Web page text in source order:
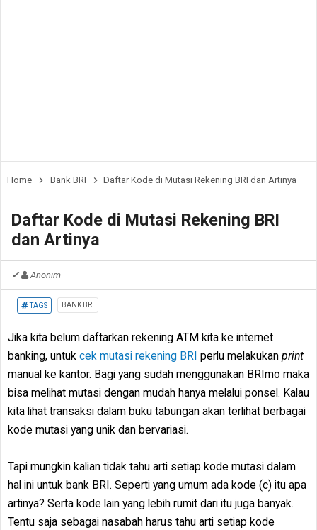
Home Bank BRI Daftar Kode di Mutasi Rekening BRI dan Artinya
Daftar Kode di Mutasi Rekening BRI
dan Artinya
✔ Anonim
TAGS BANK BRI
Jika kita belum daftarkan rekening ATM kita ke internet
banking, untuk cek mutasi rekening BRI perlu melakukan print
manual ke kantor. Bagi yang sudah menggunakan BRImo maka
bisa melihat mutasi dengan mudah hanya melalui ponsel. Kalau
kita lihat transaksi dalam buku tabungan akan terlihat berbagai
kode mutasi yang unik dan bervariasi.
Tapi mungkin kalian tidak tahu arti setiap kode mutasi dalam
hal ini untuk bank BRI. Seperti yang umum ada kode (c) itu apa
artinya? Serta kode lain yang lebih rumit dari itu juga banyak.
Tentu saja sebagai nasabah harus tahu arti setiap kode